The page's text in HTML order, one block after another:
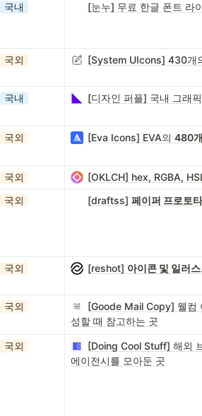
국내 [눈누] 무료 한글 폰트 라
국외 [System UIcons] 430개
국내 [디자인 퍼플] 국내 그래
국외 [Eva Icons] EVA의 480
국외
[OKLCH] hex, RGBA,
국외
[draftss] 페이퍼 프로토
국외 [reshot] 아이콘 및 일러
국외
[Goode Mail Copy] 웰컴
성할 때 참고하는 곳
국외
[Doing Cool Stuff] 해외
에이전시를 모아둔 곳